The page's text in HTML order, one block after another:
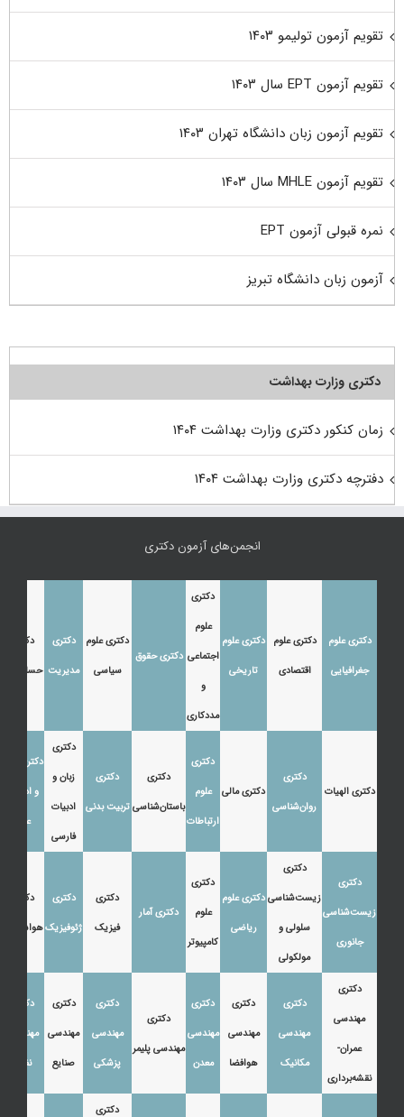
تقویم آزمون تولیمو ۱۴۰۳
تقویم آزمون EPT سال ۱۴۰۳
تقویم آزمون زبان دانشگاه تهران ۱۴۰۳
تقویم آزمون MHLE سال ۱۴۰۳
نمره قبولی آزمون EPT
آزمون زبان دانشگاه تبریز
دکتری وزارت بهداشت
زمان کنکور دکتری وزارت بهداشت ۱۴۰۴
دفترچه دکتری وزارت بهداشت ۱۴۰۴
انجمن‌های آزمون دکتری
دکتری علوم
جغرافیایی
دکتری علوم
اقتصادی
دکتری علوم
تاریخی
دکتری
علوم
اجتماعی
و
مددکاری
دکتری حقوق
دکتری علوم
سیاسی
دکتری
مدیریت
دکتری
حسابداری
دکتری الهیات
دکتری
روان‌شناسی
دکتری مالی
دکتری
علوم
ارتباطات
دکتری
باستان‌شناسی
دکتری
تربیت بدنی
دکتری
زبان و
ادبیات
فارسی
دکتری زبان
و ادبیات
عرب
دکتری
زیست‌شناسی
جانوری
دکتری
زیست‌شناسی
سلولی و
مولکولی
دکتری علوم
ریاضی
دکتری
علوم
کامپیوتر
دکتری آمار
دکتری
فیزیک
دکتری
ژئوفیزیک
دکتری
هواشناسی
دکتری
مهندسی
عمران-
نقشه‌برداری
دکتری
مهندسی
مکانیک
دکتری
مهندسی
هوافضا
دکتری
مهندسی
معدن
دکتری
مهندسی پلیمر
دکتری
مهندسی
پزشکی
دکتری
مهندسی
صنایع
دکتری
مهندسی
نفت
دکتری